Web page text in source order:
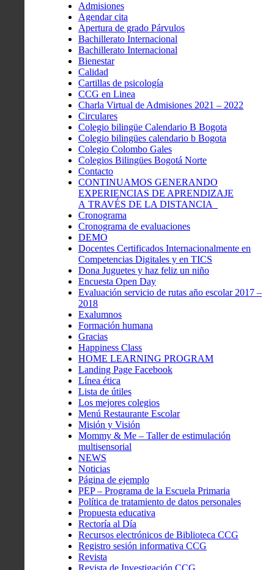
Admisiones
Agendar cita
Apertura de grado Párvulos
Bachillerato Internacional
Bachillerato Internacional
Bienestar
Calidad
Cartillas de psicología
CCG en Linea
Charla Virtual de Admisiones 2021 – 2022
Circulares
Colegio bilingüe Calendario B Bogota
Colegio bilingües calendario b Bogota
Colegio Colombo Gales
Colegios Bilingües Bogotá Norte
Contacto
CONTINUAMOS GENERANDO
EXPERIENCIAS DE APRENDIZAJE
A TRAVÉS DE LA DISTANCIA
Cronograma
Cronograma de evaluaciones
DEMO
Docentes Certificados Internacionalmente en
Competencias Digitales y en TICS
Dona Juguetes y haz feliz un niño
Encuesta Open Day
Evaluación servicio de rutas año escolar 2017 –
2018
Exalumnos
Formación humana
Gracias
Happiness Class
HOME LEARNING PROGRAM
Landing Page Facebook
Línea ética
Lista de útiles
Los mejores colegios
Menú Restaurante Escolar
Misión y Visión
Mommy & Me – Taller de estimulación
multisensorial
NEWS
Noticias
Página de ejemplo
PEP – Programa de la Escuela Primaria
Política de tratamiento de datos personales
Propuesta educativa
Rectoría al Día
Recursos electrónicos de Biblioteca CCG
Registro sesión informativa CCG
Revista